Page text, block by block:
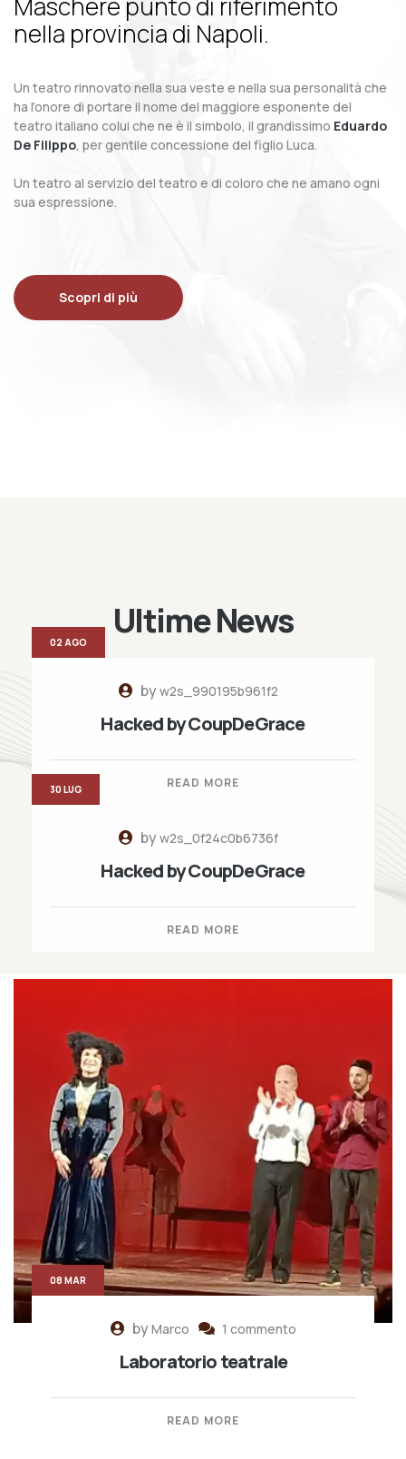
nella provincia di Napoli.
Un teatro rinnovato nella sua veste e nella sua personalità che
ha l’onore di portare il nome del maggiore esponente del
teatro italiano colui che ne è il simbolo, il grandissimo Eduardo
De Filippo, per gentile concessione del figlio Luca.
Un teatro al servizio del teatro e di coloro che ne amano ogni
sua espressione.
Scopri di più
Ultime News
byw2s_990195b961f2
Hacked by CoupDeGrace
READ MORE
02 AGO
byw2s_0f24c0b6736f
Hacked by CoupDeGrace
READ MORE
30 LUG
byMarco 1 commento
Laboratorio teatrale
READ MORE
08 MAR